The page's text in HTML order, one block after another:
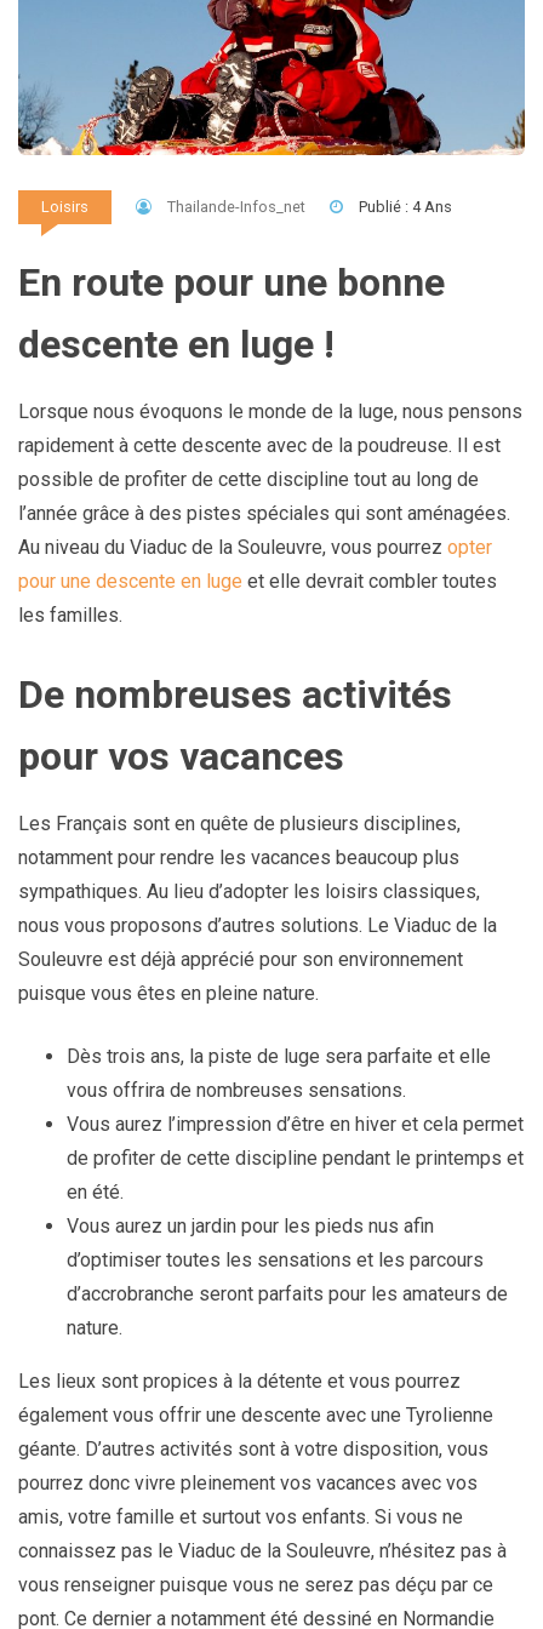
Loisirs Thailande-Infos_net Publié : 4 Ans
En route pour une bonne
descente en luge !
Lorsque nous évoquons le monde de la luge, nous pensons
rapidement à cette descente avec de la poudreuse. Il est
possible de profiter de cette discipline tout au long de
l’année grâce à des pistes spéciales qui sont aménagées.
Au niveau du Viaduc de la Souleuvre, vous pourrez opter
pour une descente en luge et elle devrait combler toutes
les familles.
De nombreuses activités
pour vos vacances
Les Français sont en quête de plusieurs disciplines,
notamment pour rendre les vacances beaucoup plus
sympathiques. Au lieu d’adopter les loisirs classiques,
nous vous proposons d’autres solutions. Le Viaduc de la
Souleuvre est déjà apprécié pour son environnement
puisque vous êtes en pleine nature.
Dès trois ans, la piste de luge sera parfaite et elle
vous offrira de nombreuses sensations.
Vous aurez l’impression d’être en hiver et cela permet
de profiter de cette discipline pendant le printemps et
en été.
Vous aurez un jardin pour les pieds nus afin
d’optimiser toutes les sensations et les parcours
d’accrobranche seront parfaits pour les amateurs de
nature.
Les lieux sont propices à la détente et vous pourrez
également vous offrir une descente avec une Tyrolienne
géante. D’autres activités sont à votre disposition, vous
pourrez donc vivre pleinement vos vacances avec vos
amis, votre famille et surtout vos enfants. Si vous ne
connaissez pas le Viaduc de la Souleuvre, n’hésitez pas à
vous renseigner puisque vous ne serez pas déçu par ce
pont. Ce dernier a notamment été dessiné en Normandie